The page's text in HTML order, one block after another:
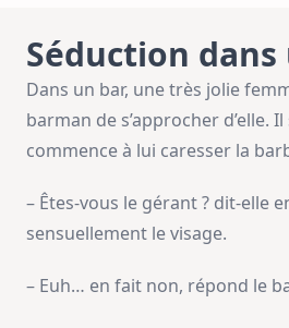
Séduction
Dans un bar, une très jolie
barman de s’approcher d’elle.
commence à lui caresser la
– Êtes-vous le gérant ? dit-elle
sensuellement le visage.
– Euh… en fait non, répond le